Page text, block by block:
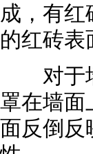
成，有红
的红砖表
对于墙
罩在墙面
面反倒反